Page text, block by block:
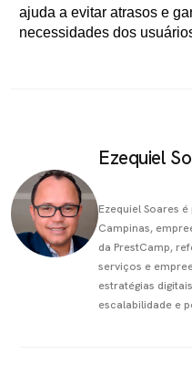
ajuda a evitar atrasos e
necessidades dos
Ezequiel
Ezequiel Soares
Campinas,
da PrestCamp,
serviços e
estratégias
escalabilidade e